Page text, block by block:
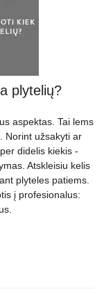
plytelių?
aspektas. Tai lems
Norint užsakyti ar
didelis kiekis -
Atskleisiu kelis
plyteles patiems.
į profesionalus: